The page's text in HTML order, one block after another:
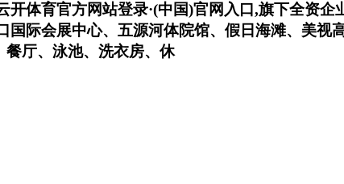
体育官方网站登录·(中国)官网入口,旗下全资
际会展中心、五源河体院馆、假日海滩、美视
餐厅、泳池、洗衣房、休